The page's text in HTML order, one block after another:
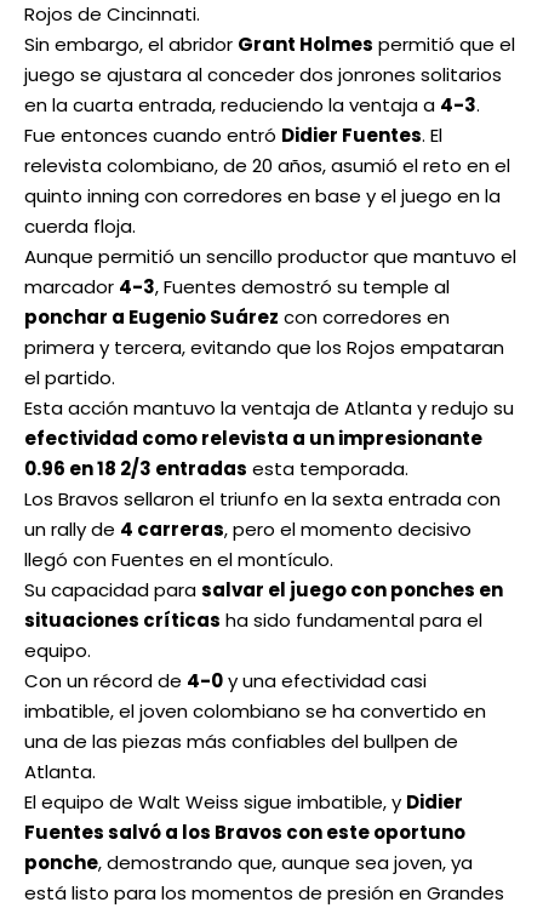
Rojos de Cincinnati.
Sin embargo, el abridor Grant Holmes permitió que el
juego se ajustara al conceder dos jonrones solitarios
en la cuarta entrada, reduciendo la ventaja a 4-3.
Fue entonces cuando entró Didier Fuentes. El
relevista colombiano, de 20 años, asumió el reto en el
quinto inning con corredores en base y el juego en la
cuerda floja.
Aunque permitió un sencillo productor que mantuvo el
marcador 4-3, Fuentes demostró su temple al
ponchar a Eugenio Suárez con corredores en
primera y tercera, evitando que los Rojos empataran
el partido.
Esta acción mantuvo la ventaja de Atlanta y redujo su
efectividad como relevista a un impresionante
0.96 en 18 2/3 entradas esta temporada.
Los Bravos sellaron el triunfo en la sexta entrada con
un rally de 4 carreras, pero el momento decisivo
llegó con Fuentes en el montículo.
Su capacidad parasalvar el juego con ponches en
situaciones críticas ha sido fundamental para el
equipo.
Con un récord de 4-0y una efectividad casi
imbatible, el joven colombiano se ha convertido en
una de las piezas más confiables del bullpen de
Atlanta.
El equipo de Walt Weiss sigue imbatible, y Didier
Fuentes salvó a los Bravos con este oportuno
ponche, demostrando que, aunque sea joven, ya
está listo para los momentos de presión en Grandes